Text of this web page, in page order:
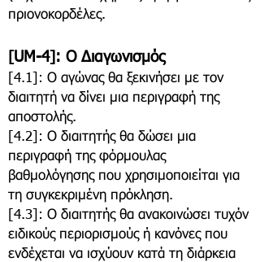
πριονοκορδέλες.
[UM-4]: Ο Διαγωνισμός
[4.1]: Ο αγώνας θα ξεκινήσει με τον
διαιτητή να δίνει μια περιγραφή της
αποστολής.
[4.2]: Ο διαιτητής θα δώσει μια
περιγραφή της φόρμουλας
βαθμολόγησης που χρησιμοποιείται για
τη συγκεκριμένη πρόκληση.
[4.3]: Ο διαιτητής θα ανακοινώσει τυχόν
ειδικούς περιορισμούς ή κανόνες που
ενδέχεται να ισχύουν κατά τη διάρκεια